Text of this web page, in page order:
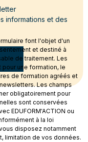
informations et des
font l'objet d'un
et destiné à
de traitement. Les
une formation, le
de formation agréés et
Les champs
obligatoirement pour
sont conservées
EDUFORM'ACTION ou
à la loi
disposez notamment
limitation de vos données.